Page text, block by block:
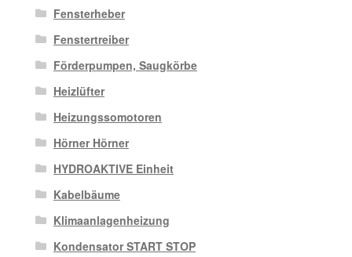
Fensterheber
Fenstertreiber
Förderpumpen, Saugkörbe
Heizlüfter
Heizungssomotoren
Hörner Hörner
HYDROAKTIVE Einheit
Kabelbäume
Klimaanlagenheizung
Kondensator START STOP